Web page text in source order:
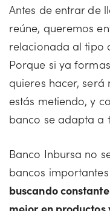
Antes de entrar de
reúne, queremos
relacionada al tipo
Porque si ya
quieres hacer,
estás metiendo, y
banco se adapta a
Banco Inbursa no
bancos
buscando